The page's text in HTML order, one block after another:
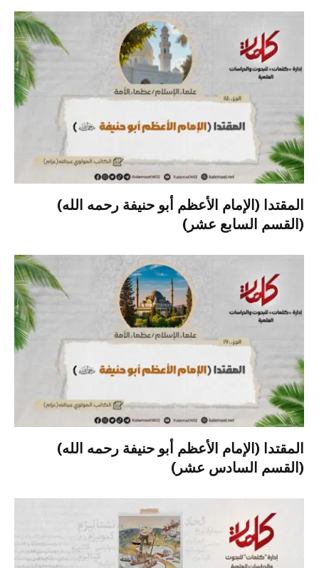
المقتدا (الإمام الأعظم أبو حنيفة رحمه الله)
(القسم السابع عشر)
المقتدا (الإمام الأعظم أبو حنيفة رحمه الله)
(القسم السادس عشر)